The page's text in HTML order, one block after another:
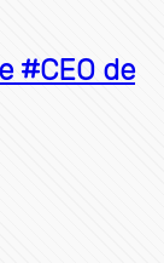
#CEO de